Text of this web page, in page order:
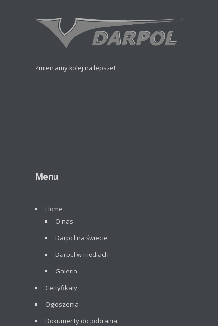
Zmieniamy kolej na lepsze!
Menu
Home
O nas
Darpol na świecie
Darpol w mediach
Galeria
Certyfikaty
Ogłoszenia
Dokumenty do pobrania